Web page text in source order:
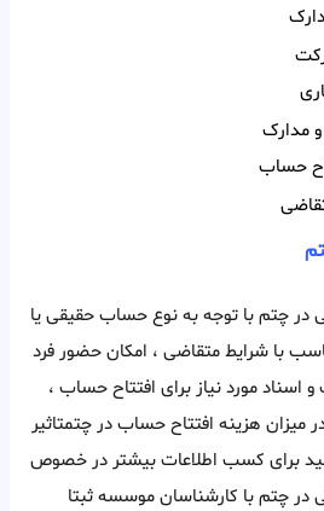
مدارک
حساب
در چتم با توجه به نوع حساب حقیقی یا
با شرایط متقاضی ، امکان حضور فرد
اسناد مورد نیاز برای افتتاح حساب ،
میزان هزینه افتتاح حساب در چتمتاثیر
برای کسب اطلاعات بیشتر در خصوص
در چتم با کارشناسان موسسه ثبتا